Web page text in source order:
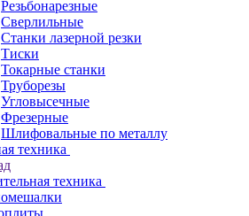
Резьбонарезные
Сверлильные
Станки лазерной резки
Тиски
Токарные станки
Труборезы
Угловысечные
Фрезерные
Шлифовальные по металлу
техника
техника